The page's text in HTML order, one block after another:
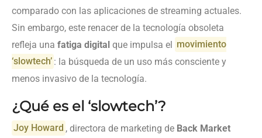
comparado con las aplicaciones de streaming actuales.
Sin embargo, este renacer de la tecnología obsoleta
refleja una fatiga digital que impulsa el movimiento
‘slowtech’ : la búsqueda de un uso más consciente y
menos invasivo de la tecnología.
¿Qué es el ‘slowtech’?
Joy Howard , directora de marketing de Back Market